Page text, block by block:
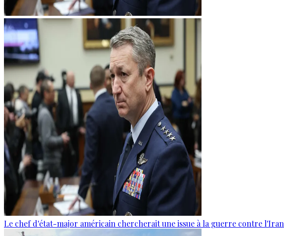
Le chef d'état-major américain chercherait une issue à la guerre contre l'Iran